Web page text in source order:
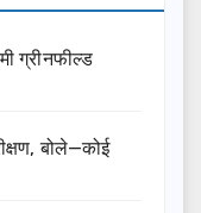
ग्रीनफील्ड
बोले—कोई